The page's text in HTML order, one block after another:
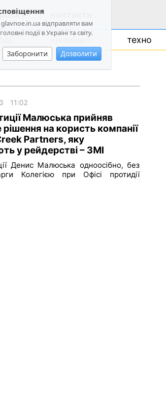
відправляти вам
події в Україні та світу.
Заборонити Дозволити
кримінал техно
політика
суспільство
економіка
події
кримінал
техно
11:02
Малюська прийняв
на користь компанії
Partners, яку
у рейдерстві – ЗМІ
Денис Малюська одноосібно, без
Колегією при Офісі протидії